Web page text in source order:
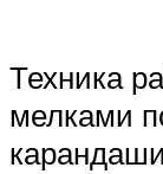
Техника
мелками